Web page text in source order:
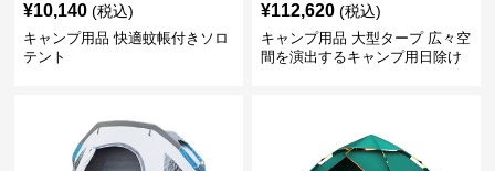
¥10,140 (税込)
キャンプ用品 快適蚊帳付きソロ
テント
¥112,620 (税込)
キャンプ用品 大型タープ 広々空
間を演出するキャンプ用日除け